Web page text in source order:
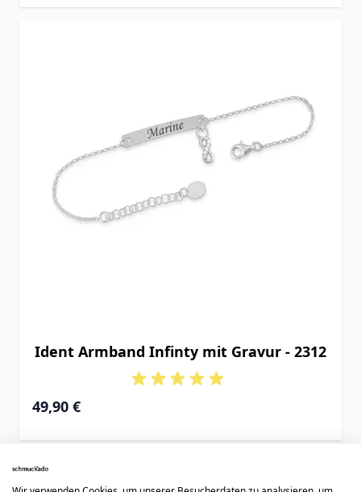
Ident Armband Infinty mit Gravur - 2312
49,90 €